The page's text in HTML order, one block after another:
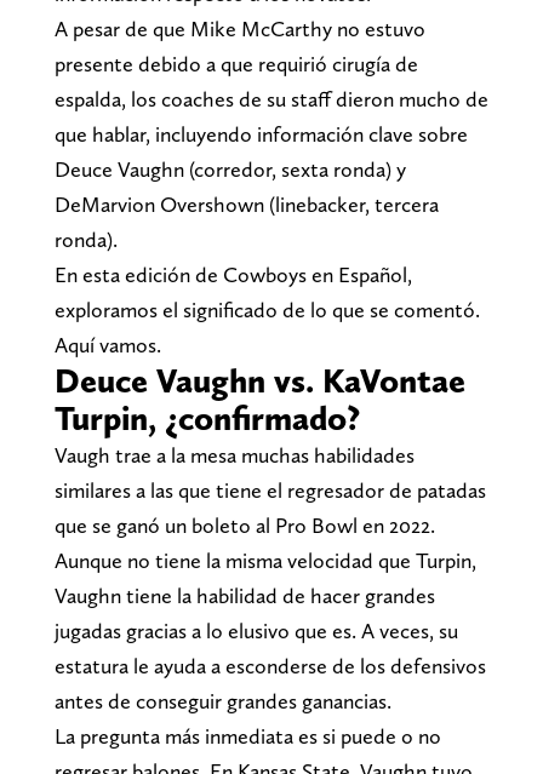
A pesar de que Mike McCarthy no estuvo
presente debido a que requirió cirugía de
espalda, los coaches de su staff dieron mucho de
que hablar, incluyendo información clave sobre
Deuce Vaughn (corredor, sexta ronda) y
DeMarvion Overshown (linebacker, tercera
ronda).
En esta edición de Cowboys en Español,
exploramos el significado de lo que se comentó.
Aquí vamos.
Deuce Vaughn vs. KaVontae
Turpin, ¿confirmado?
Vaugh trae a la mesa muchas habilidades
similares a las que tiene el regresador de patadas
que se ganó un boleto al Pro Bowl en 2022.
Aunque no tiene la misma velocidad que Turpin,
Vaughn tiene la habilidad de hacer grandes
jugadas gracias a lo elusivo que es. A veces, su
estatura le ayuda a esconderse de los defensivos
antes de conseguir grandes ganancias.
La pregunta más inmediata es si puede o no